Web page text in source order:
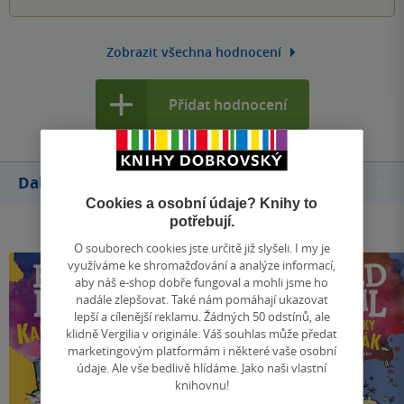
Zobrazit všechna hodnocení
Přidat hodnocení
Další knihy autora
Cookies a osobní údaje? Knihy to
potřebují.
O souborech cookies jste určitě již slyšeli. I my je
využíváme ke shromažďování a analýze informací,
aby náš e-shop dobře fungoval a mohli jsme ho
nadále zlepšovat. Také nám pomáhají ukazovat
lepší a cílenější reklamu. Žádných 50 odstínů, ale
klidně Vergilia v originále. Váš souhlas může předat
marketingovým platformám i některé vaše osobní
údaje. Ale vše bedlivě hlídáme. Jako naši vlastní
knihovnu!